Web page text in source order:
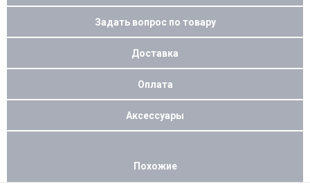
Задать вопрос по товару
Доставка
Оплата
Аксессуары
Похожие